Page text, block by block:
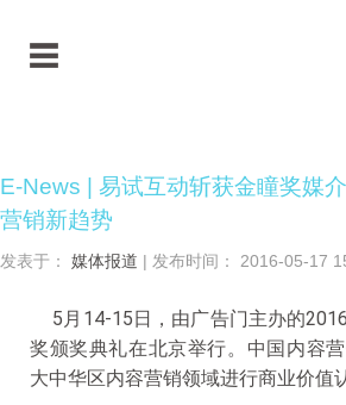
E-News | 易试互动斩获金瞳奖媒
营销新趋势
发表于： 媒体报道 | 发布时间： 2016-05-17
5月14-15日，由广告门主办的
奖颁奖典礼在北京举行。中国内容
大中华区内容营销领域进行商业价值